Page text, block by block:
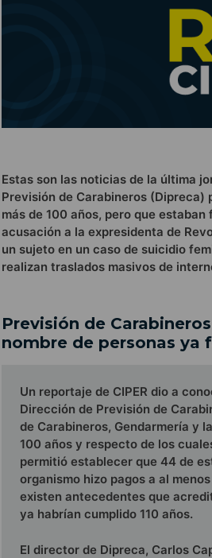
Estas son las noticias de la última
Previsión de Carabineros (Dipreca)
más de 100 años, pero que
acusación a la expresidenta de
un sujeto en un caso de suicidio
realizan traslados masivos de
Previsión de
nombre de personas ya
Un reportaje de CIPER dio a
Dirección de Previsión de
de Carabineros, Gendarmería y
100 años y respecto de los
permitió establecer que 44 de
organismo hizo pagos a al
existen antecedentes que
ya habrían cumplido 110 años.
El director de Dipreca, Carlos